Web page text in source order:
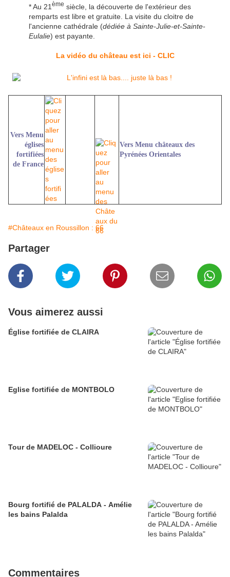
* Au 21 ème siècle, la découverte de l'extérieur des
remparts est libre et gratuite. La visite du cloitre de
l'ancienne cathédrale (dédiée à Sainte-Julie-et-Sainte-
Eulalie) est payante.
La vidéo du château est ici - CLIC
Vers Menu
églises
fortifiées
de France
Vers Menu châteaux des
Pyrénées Orientales
#Châteaux en Roussillon : 66
Partager
Vous aimerez aussi
Église fortifiée de CLAIRA
Eglise fortifiée de MONTBOLO
Tour de MADELOC - Collioure
Bourg fortifié de PALALDA - Amélie
les bains Palalda
Commentaires